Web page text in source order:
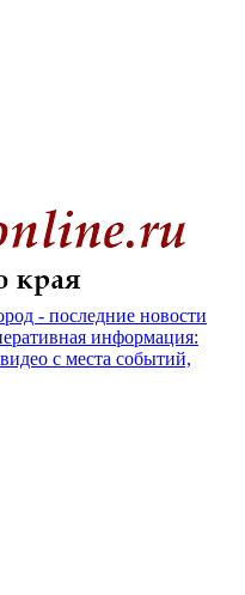
- последние новости
информация:
с места событий,